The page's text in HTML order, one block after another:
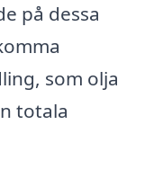
på dessa
som olja
totala